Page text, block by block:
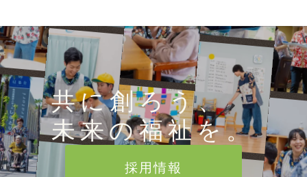
共に創ろう、
未来の福祉を。
採用情報